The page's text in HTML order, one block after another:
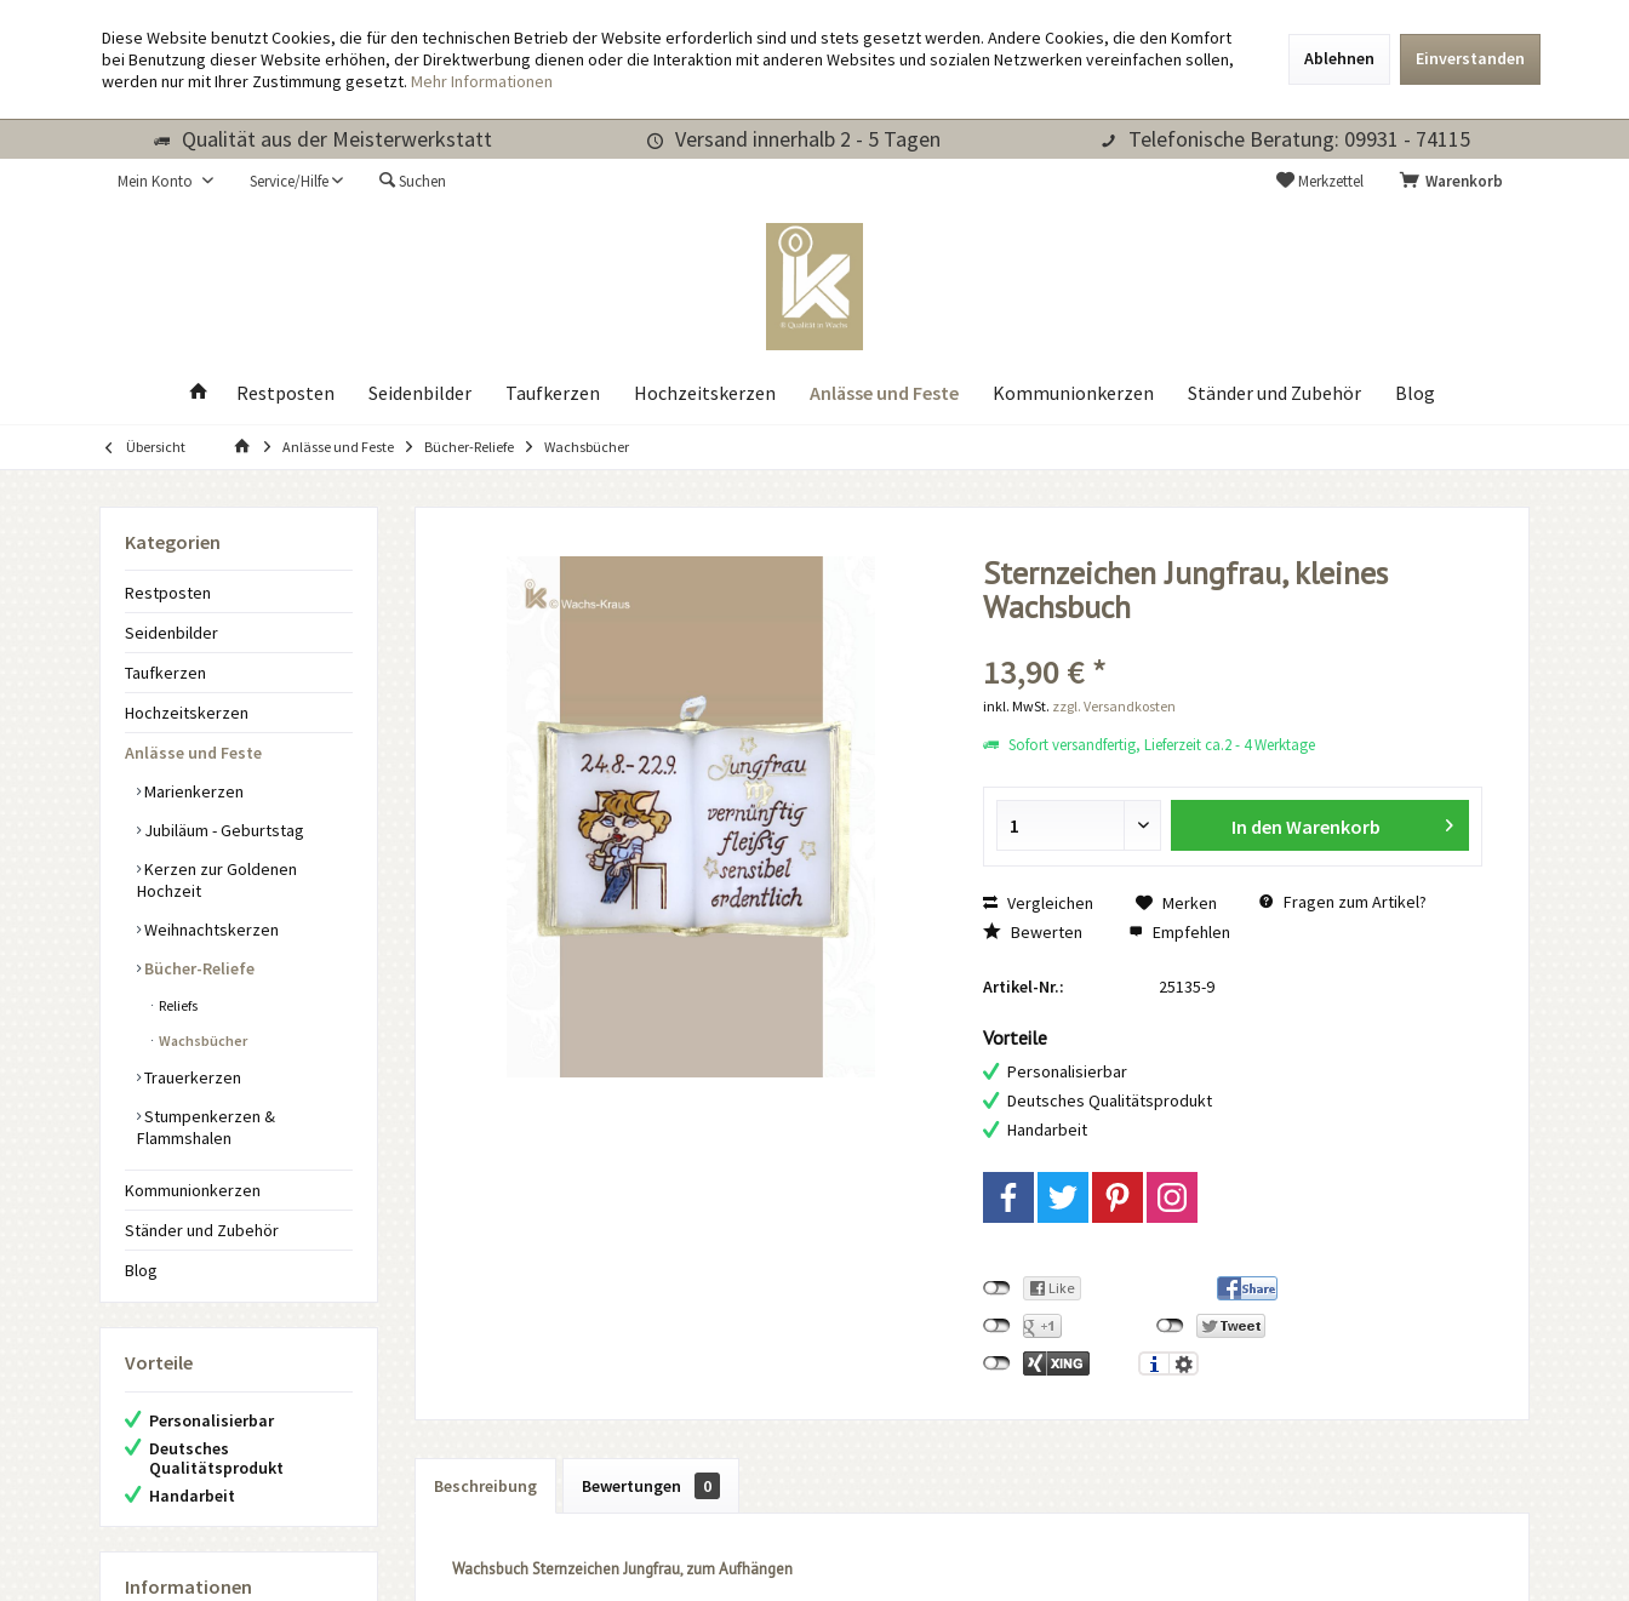
Diese Website benutzt Cookies, die für den technischen Betrieb der Website erforderlich sind und stets gesetzt werden. Andere Cookies, die den Komfort
bei Benutzung dieser Website erhöhen, der Direktwerbung dienen oder die Interaktion mit anderen Websites und sozialen Netzwerken vereinfachen sollen,
werden nur mit Ihrer Zustimmung gesetzt. Mehr Informationen
Ablehnen Einverstanden
Qualität aus der Meisterwerkstatt Versand innerhalb 2 - 5 Tagen Telefonische Beratung: 09931 - 74115
Warenkorb
Merkzettel
Mein Konto Service/Hilfe Suchen
Restposten Seidenbilder Taufkerzen Hochzeitskerzen Anlässe und Feste Kommunionkerzen Ständer und Zubehör Blog
Übersicht Anlässe und Feste Bücher-Reliefe Wachsbücher
Kategorien
Restposten
Seidenbilder
Taufkerzen
Hochzeitskerzen
Anlässe und Feste
Marienkerzen
Jubiläum - Geburtstag
Kerzen zur Goldenen
Hochzeit
Weihnachtskerzen
Bücher-Reliefe
Reliefs
Wachsbücher
Trauerkerzen
Stumpenkerzen &
Flammshalen
Kommunionkerzen
Ständer und Zubehör
Blog
Vorteile
Personalisierbar
Deutsches
Qualitätsprodukt
Handarbeit
Informationen
Sternzeichen Jungfrau, kleines
Wachsbuch
13,90 € *
inkl. MwSt. zzgl. Versandkosten
Sofort versandfertig, Lieferzeit ca.2 - 4 Werktage
In den Warenkorb
Vergleichen Merken
Fragen zum Artikel?
Bewerten
Empfehlen
Artikel-Nr.: 25135-9
Vorteile
Personalisierbar
Deutsches Qualitätsprodukt
Handarbeit
Beschreibung Bewertungen 0
Wachsbuch Sternzeichen Jungfrau, zum Aufhängen